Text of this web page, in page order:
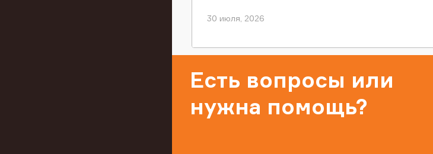
30 июля, 2026
Есть вопросы или
нужна помощь?